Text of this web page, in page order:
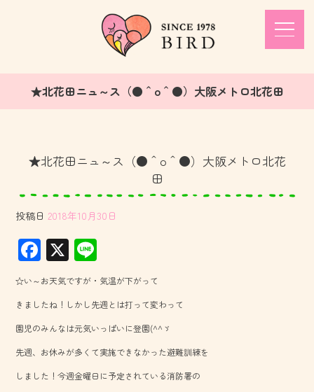
★北花田ニュ～ス（●＾o＾●）大阪メトロ北花田
★北花田ニュ～ス（●＾o＾●）大阪メトロ北花
田
投稿日 2018年10月30日
F
ac
e
b
o
ok
X
ne
☆い～お天気ですが・気温が下がって
きましたね！しかし先週とは打って変わって
園児のみんなは元気いっぱいに登園(^^ゞ
先週、お休みが多くて実施できなかった避難訓練を
しました！今週金曜日に予定されている消防署の